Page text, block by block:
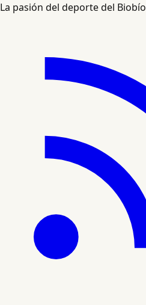
La pasión del deporte del Biobío